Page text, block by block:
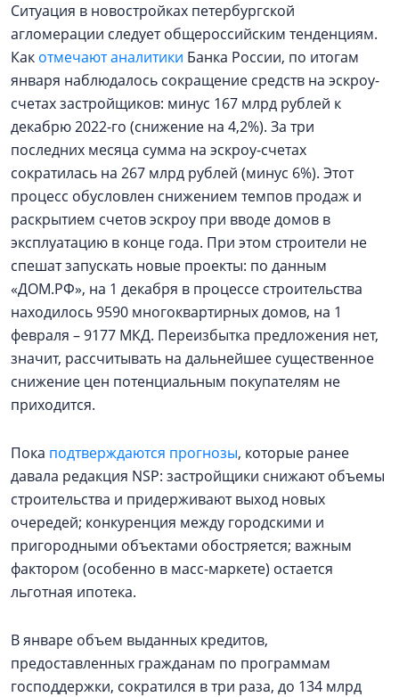
Ситуация в новостройках петербургской
агломерации следует общероссийским тенденциям.
Как отмечают аналитики Банка России, по итогам
января наблюдалось сокращение средств на эскроу-
счетах застройщиков: минус 167 млрд рублей к
декабрю 2022-го (снижение на 4,2%). За три
последних месяца сумма на эскроу-счетах
сократилась на 267 млрд рублей (минус 6%). Этот
процесс обусловлен снижением темпов продаж и
раскрытием счетов эскроу при вводе домов в
эксплуатацию в конце года. При этом строители не
спешат запускать новые проекты: по данным
«ДОМ.РФ», на 1 декабря в процессе строительства
находилось 9590 многоквартирных домов, на 1
февраля – 9177 МКД. Переизбытка предложения нет,
значит, рассчитывать на дальнейшее существенное
снижение цен потенциальным покупателям не
приходится.
Пока подтверждаются прогнозы, которые ранее
давала редакция NSP: застройщики снижают объемы
строительства и придерживают выход новых
очередей; конкуренция между городскими и
пригородными объектами обостряется; важным
фактором (особенно в масс-маркете) остается
льготная ипотека.
В январе объем выданных кредитов,
предоставленных гражданам по программам
господдержки, сократился в три раза, до 134 млрд